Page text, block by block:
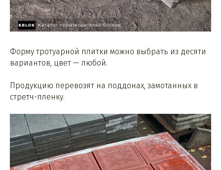
Форму тротуарной плитки можно выбрать из десяти
вариантов, цвет — любой.
Продукцию перевозят на поддонах, замотанных в
стретч-пленку.